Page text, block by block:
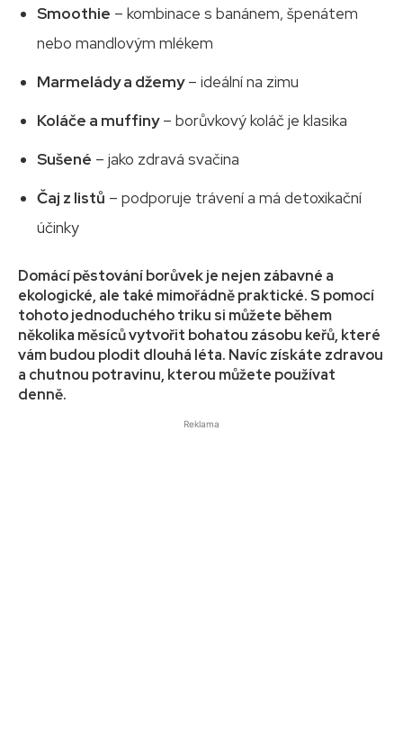
Smoothie – kombinace s banánem, špenátem
nebo mandlovým mlékem
Marmelády a džemy– ideální na zimu
Koláče a muffiny– borůvkový koláč je klasika
Sušené – jako zdravá svačina
Čaj z listů – podporuje trávení a má detoxikační
účinky
Domácí pěstování borůvek je nejen zábavné a
ekologické, ale také mimořádně praktické. S pomocí
tohoto jednoduchého triku si můžete během
několika měsíců vytvořit bohatou zásobu keřů, které
vám budou plodit dlouhá léta. Navíc získáte zdravou
a chutnou potravinu, kterou můžete používat
denně.
Reklama